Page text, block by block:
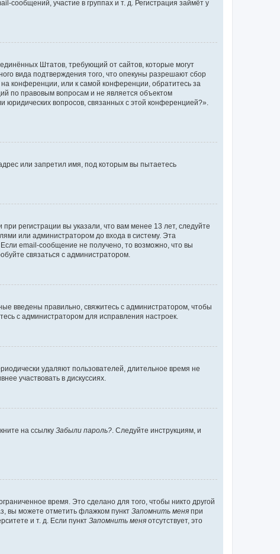
участие в группах и т. д. Регистрация займёт у
Штатов, требующий от сайтов, которые могут
вида подтверждения того, что опекуны разрешают сбор
конференции, или к самой конференции, обратитесь за
по правовым вопросам и не является объектом
юридических вопросов, связанных с этой конференцией?».
или запретил имя, под которым вы пытаетесь
регистрации вы указали, что вам менее 13 лет, следуйте
или администратором до входа в систему. Эта
email-сообщение не получено, то возможно, что вы
связаться с администратором.
введены правильно, свяжитесь с администратором, чтобы
с администратором для исправления настроек.
удаляют пользователей, длительное время не
участвовать в дискуссиях.
на ссылку Забыли пароль?. Следуйте инструкциям, и
время. Это сделано для того, чтобы никто другой
вы можете отметить флажком пункт Запомнить меня при
и т. д. Если пункт Запомнить меня отсутствует, это